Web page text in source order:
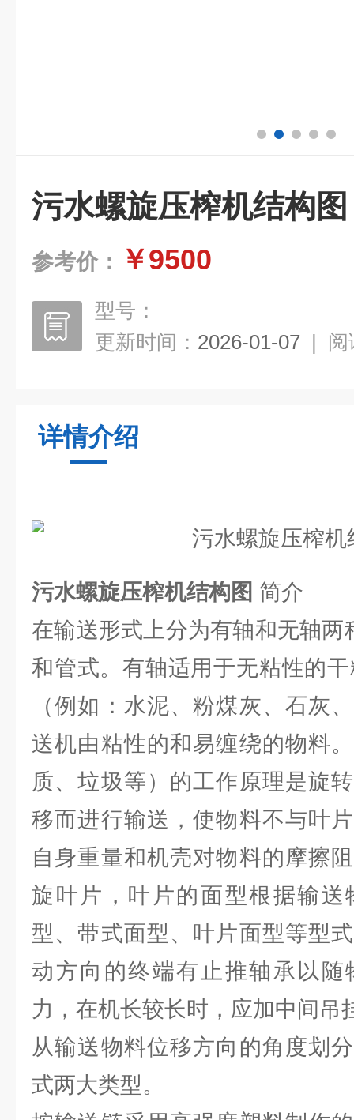
污水螺旋压榨机结构图
参考价： ￥9500
型号：
更新时间： 2026-01-07 | 阅
详情介绍
污水螺旋压榨机结构图 简介
在输送形式上分为有轴和无轴两
和管式。有轴适用于无粘性的
（例如：水泥、粉煤灰、石灰
送机由粘性的和易缠绕的物料
质、垃圾等）的工作原理是旋
移而进行输送，使物料不与叶
自身重量和机壳对物料的摩擦
旋叶片，叶片的面型根据输送
型、带式面型、叶片面型等型
动方向的终端有止推轴承以随
力，在机长较长时，应加中间吊
从输送物料位移方向的角度划
式两大类型。